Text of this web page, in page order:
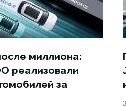
миллиона:
реализовали
за